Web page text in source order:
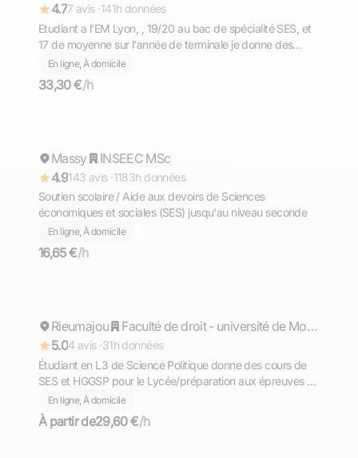
4.77 avis ·141h données
Etudiant a l'EM Lyon, , 19/20 au bac de spécialité SES, et
17 de moyenne sur l'année de terminale je donne des
cours à Lyon et en ligne.
En ligne, À domicile
33,30 €/h
Répond rapidement
Massy
INSEEC MSc
4.9143 avis ·1183h données
Soutien scolaire / Aide aux devoirs de Sciences
économiques et sociales (SES) jusqu'au niveau seconde
En ligne, À domicile
16,65 €/h
Répond rapidement
Rieumajou
Faculté de droit - université de Montpellier
5.04 avis ·31h données
Étudiant en L3 de Science Politique donne des cours de
SES et HGGSP pour le Lycée/préparation aux épreuves du
Bac et transition avec le supérieur
En ligne, À domicile
À partir de29,60 €/h